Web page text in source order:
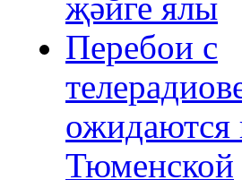
җәйге ялы
Перебои с
ожидаются
Тюменской